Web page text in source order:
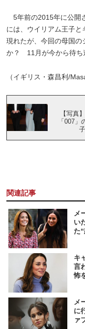
5年前の2015年に公開
には、ウイリアム王子と
現れたが、今回の母国
か？ 11月が今から待ち
（イギリス・森昌利/
【写真
「007
関連記事
メ
い
た
キ
言
怖
メ
に
ァ